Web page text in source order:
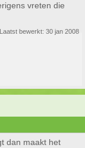
vreten die
Laatst bewerkt: 30 jan 2008
dan maakt het